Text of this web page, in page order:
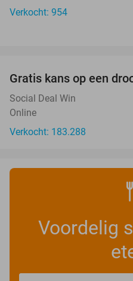
Verkocht: 954
Gratis kans op een
Social Deal Win
Online
Verkocht: 183.288
Voordelig